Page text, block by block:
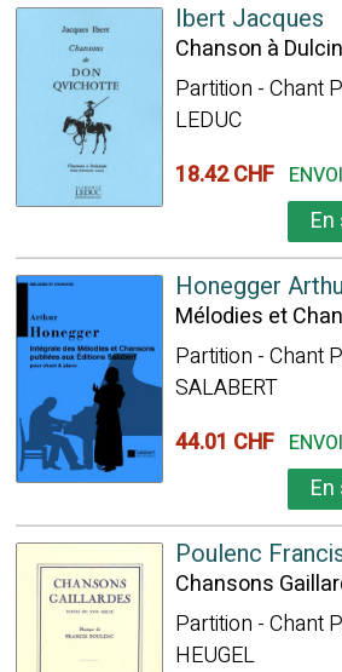
Ibert Jacques
Chanson à
Partition - Chant
LEDUC
18.42 CHF
Honegger
Mélodies et
Partition - Chant
SALABERT
44.01 CHF
Poulenc
Chansons
Partition - Chant
HEUGEL